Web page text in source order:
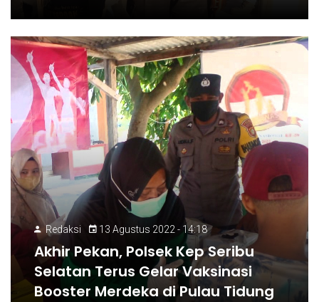
Redaksi 13 Agustus 2022 - 14:18
Akhir Pekan, Polsek Kep Seribu
Selatan Terus Gelar Vaksinasi
Booster Merdeka di Pulau Tidung